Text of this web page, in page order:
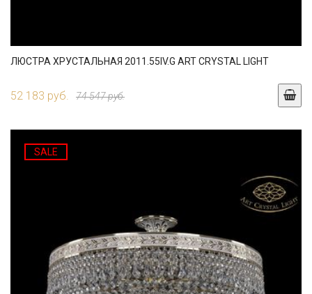
ЛЮСТРА ХРУСТАЛЬНАЯ 2011.55IV.G ART CRYSTAL LIGHT
52 183 руб. 74 547 руб.
SALE